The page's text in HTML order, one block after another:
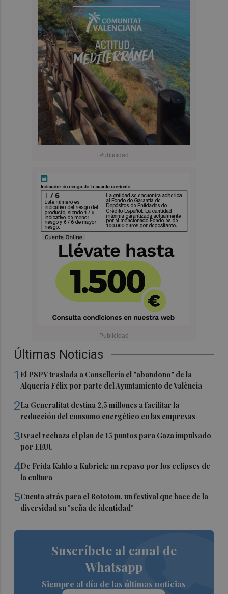
Últimas Noticias
1 El PSPV traslada a Conselleria el "abandono" de la
Alquería Félix por parte del Ayuntamiento de València
2La Generalitat destina 2,5 millones a facilitar la
reducción del consumo energético en las empresas
3Israel rechaza el plan de 15 puntos para Gaza impulsado
por EEUU
4De Frida Kahlo a Kubrick: un repaso por los eclipses de
la cultura
5Cuenta atrás para el Rototom, un festival que hace de la
diversidad su "seña de identidad"
Suscríbete al canal de
Whatsapp
Siempre al día de las últimas noticias